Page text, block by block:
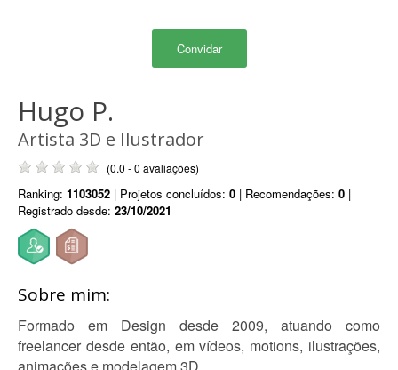
Convidar
Hugo P.
Artista 3D e Ilustrador
(0.0 - 0 avaliações)
Ranking: 1103052 | Projetos concluídos: 0 | Recomendações: 0 |
Registrado desde: 23/10/2021
Sobre mim:
Formado em Design desde 2009, atuando como
freelancer desde então, em vídeos, motions, ilustrações,